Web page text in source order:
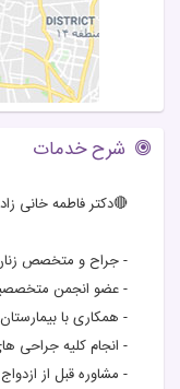
شرح خدمات
🔴دكتر فاطمه خانی
- جراح و متخصص زنان
- عضو انجمن
- همکاری با
- انجام کلیه جراحی
- مشاوره قبل از